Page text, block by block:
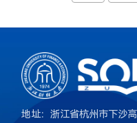
地址：浙江省杭州市下沙